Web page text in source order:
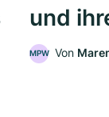
und
MPW Von